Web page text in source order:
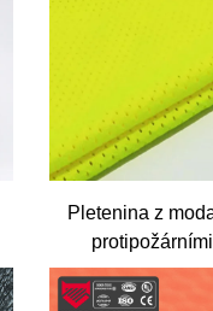
Pletenina z